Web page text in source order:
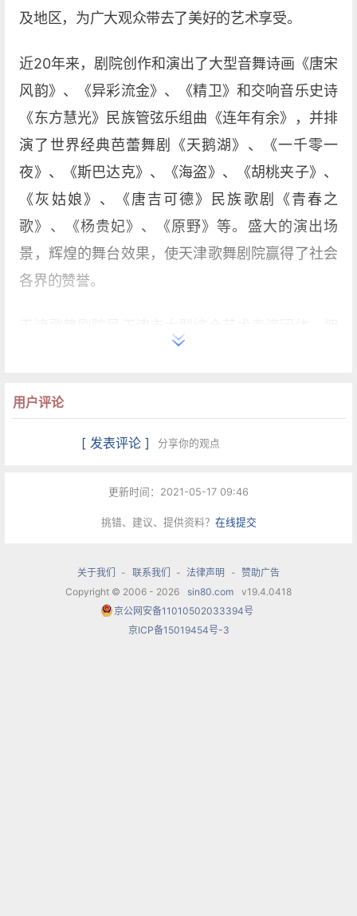
及地区，为广大观众带去了美好的艺术享受。
近20年来，剧院创作和演出了大型音舞诗画《唐宋
风韵》、《异彩流金》、《精卫》和交响音乐史诗
《东方慧光》民族管弦乐组曲《连年有余》，并排
演了世界经典芭蕾舞剧《天鹅湖》、《一千零一
夜》、《斯巴达克》、《海盗》、《胡桃夹子》、
《灰姑娘》、《唐吉可德》民族歌剧《青春之
歌》、《杨贵妃》、《原野》等。盛大的演出场
景，辉煌的舞台效果，使天津歌舞剧院赢得了社会
各界的赞誉。
容强大、创作演出民族管弦乐及各类民族器乐演奏
形式的民族乐团;有创作演出中外大型歌剧、交响音
蕾舞作品的芭蕾舞团和承担大型剧目、综艺晚会舞
美设计和制作的舞美中心。
蕾舞剧及芭蕾精品十余台，中外歌剧五十余部，歌
舞晚会数百台，民族管弦乐、交响音乐会数百场，
用户评论
[ 发表评论 ] 分享你的观点
更新时间：2021-05-17 09:46
挑错、建议、提供资料？ 在线提交
关于我们 - 联系我们 - 法律声明 - 赞助广告
Copyright © 2006 - 2026
sin80.com
v19.4.0418
京公网安备11010502033394号
京ICP备15019454号-3